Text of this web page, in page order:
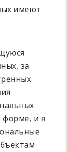
имеют
за
форме, и в